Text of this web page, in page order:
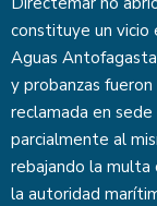
constituye un vicio
Aguas
y probanzas
reclamada en
parcialmente al
rebajando la multa
la autoridad